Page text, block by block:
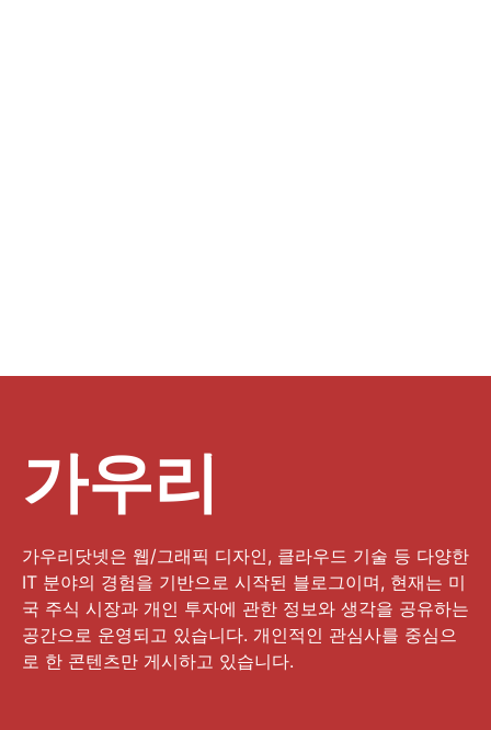
가우리
가우리닷넷은 웹/그래픽 디자인, 클라우드 기술 등 다양한
IT 분야의 경험을 기반으로 시작된 블로그이며, 현재는 미
국 주식 시장과 개인 투자에 관한 정보와 생각을 공유하는
공간으로 운영되고 있습니다. 개인적인 관심사를 중심으
로 한 콘텐츠만 게시하고 있습니다.